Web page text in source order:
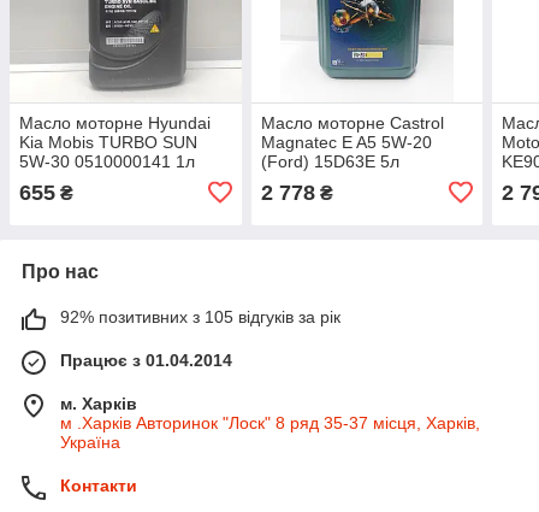
Масло моторне Hyundai
Kia Mobis TURBO SUN
5W-30 0510000141 1л
655 ₴
Масло моторне Castrol
Magnatec E A5 5W-20
(Ford) 15D63E 5л
2 778₴ 2
Про нас
92% позитивних з 105 відгуків за рік
Працює з 01.04.2014
м. Харків
м .Харків Авторинок "Лоск" 8 ряд 35-37 місця, Харків,
Україна
Контакти